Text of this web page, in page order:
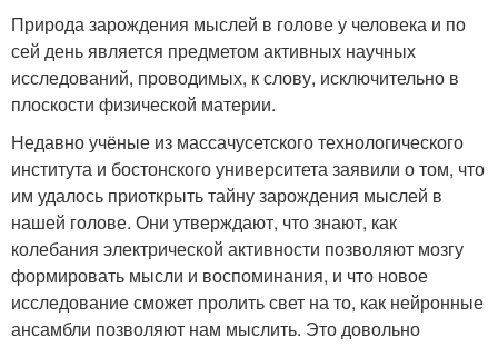
Природа зарождения мыслей в голове у человека и по
сей день является предметом активных научных
исследований, проводимых, к слову, исключительно в
плоскости физической материи.
Недавно учёные из массачусетского технологического
института и бостонского университета заявили о том, что
им удалось приоткрыть тайну зарождения мыслей в
нашей голове. Они утверждают, что знают, как
колебания электрической активности позволяют мозгу
формировать мысли и воспоминания, и что новое
исследование сможет пролить свет на то, как нейронные
ансамбли позволяют нам мыслить. Это довольно